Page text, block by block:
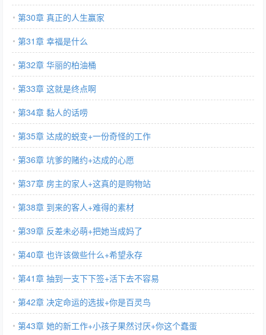
第30章 真正的人生赢家
第31章 幸福是什么
第32章 华丽的柏油桶
第33章 这就是终点啊
第34章 黏人的话唠
第35章 达成的蜕变+一份奇怪的工作
第36章 坑爹的赌约+达成的心愿
第37章 房主的家人+这真的是购物站
第38章 到来的客人+难得的素材
第39章 反差未必萌+把她当成妈了
第40章 也许该做些什么+希望永存
第41章 抽到一支下下签+活下去不容易
第42章 决定命运的选拔+你是百灵鸟
第43章 她的新工作+小孩子果然讨厌+你这个蠢蛋